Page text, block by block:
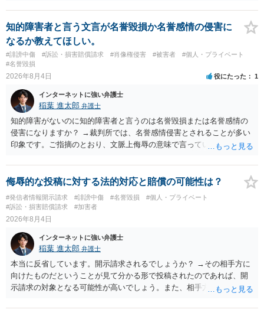
に個別に相談されると良いでしょう。
知的障害者と言う文言が名誉毀損か名誉感情の侵害に
なるか教えてほしい。
#誹謗中傷 #訴訟・損害賠償請求 #肖像権侵害 #被害者
#個人・プライベート
#名誉毀損
2026年8月4日 役にたった 1
インターネットに強い弁護士
稲葉 進太郎 弁護士
知的障害がないのに知的障害者と言うのは名誉毀損または名誉感情の
侵害になりますか？ →裁判所では、名誉感情侵害とされることが多い
印象です。ご指摘のとおり、文脈上侮辱の意味で言っている点も加味
侮辱的な投稿に対する法的対応と賠償の可能性は？
#発信者情報開示請求 #誹謗中傷 #名誉毀損
#個人・プライベート
#訴訟・損害賠償請求
#加害者
2026年8月4日
インターネットに強い弁護士
稲葉 進太郎 弁護士
本当に反省しています。開示請求されるでしょうか？ →その相手方に
向けたものだということが見て分かる形で投稿されたのであれば、開
示請求の対象となる可能性が高いでしょう。また、相手方の投稿した
と存じます。発信者情報開示請求が進むと、投稿に使った回線の契約